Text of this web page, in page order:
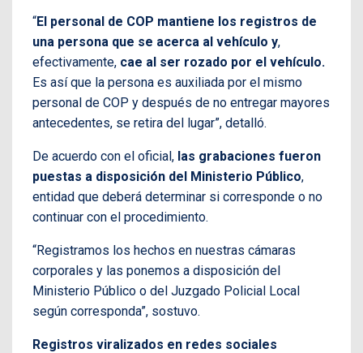
“El personal de COP mantiene los registros de
una persona que se acerca al vehículo y,
efectivamente, cae al ser rozado por el vehículo.
Es así que la persona es auxiliada por el mismo
personal de COP y después de no entregar mayores
antecedentes, se retira del lugar”, detalló.
De acuerdo con el oficial, las grabaciones fueron
puestas a disposición del Ministerio Público,
entidad que deberá determinar si corresponde o no
continuar con el procedimiento.
“Registramos los hechos en nuestras cámaras
corporales y las ponemos a disposición del
Ministerio Público o del Juzgado Policial Local
según corresponda”, sostuvo.
Registros viralizados en redes sociales